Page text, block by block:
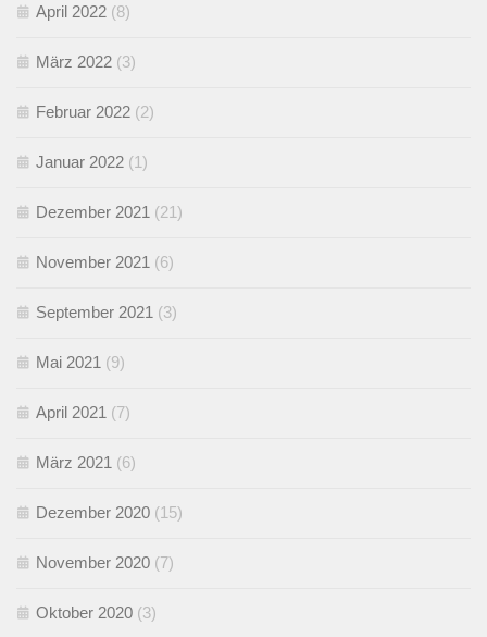
April 2022 (8)
März 2022 (3)
Februar 2022 (2)
Januar 2022 (1)
Dezember 2021 (21)
November 2021 (6)
September 2021 (3)
Mai 2021 (9)
April 2021 (7)
März 2021 (6)
Dezember 2020 (15)
November 2020 (7)
Oktober 2020 (3)